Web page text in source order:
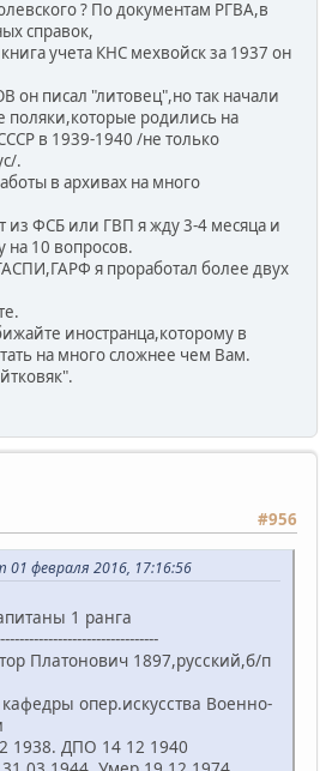
? По документам РГВА,в
справок,
учета КНС мехвойск за 1937 он
он писал "литовец",но так начали
поляки,которые родились на
в 1939-1940 /не только
.
в архивах на много
из ФСБ или ГВП я жду 3-4 месяца и
на 10 вопросов.
я проработал более двух
иностранца,которому в
на много сложнее чем Вам.
#956
февраля 2016, 17:16:56
1 ранга
Платонович 1897,русский,б/п
опер.искусства Военно-
ДПО 14 12 1940